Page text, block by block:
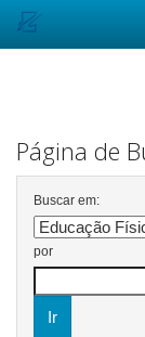
Página de
Buscar em:
por